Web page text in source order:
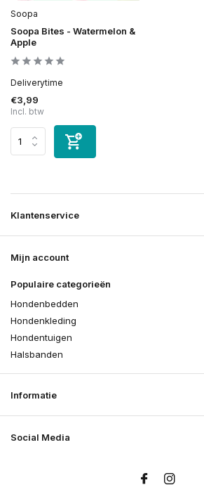
Soopa
Soopa Bites - Watermelon &
Apple
Deliverytime
€3,99
Incl. btw
Klantenservice
Mijn account
Populaire categorieën
Hondenbedden
Hondenkleding
Hondentuigen
Halsbanden
Informatie
Social Media